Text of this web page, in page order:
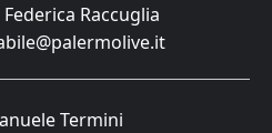
Federica Raccuglia
Termini